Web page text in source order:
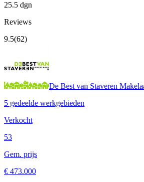
25.5 dgn
Reviews
9.5(62)
De Best van Staveren
5 gedeelde werkgebieden
Verkocht
53
Gem. prijs
€ 473.000